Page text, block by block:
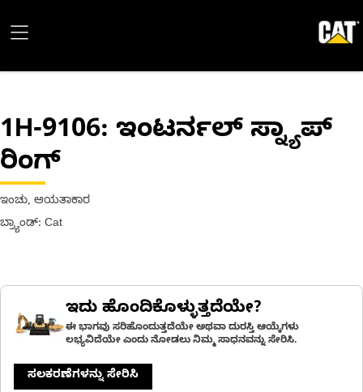
1H-9106: ಇಂಟರ್ನಲ್ ಸ್ನ್ಯಾಪ್
ರಿಂಗ್
ಇಂಚು, ಆಯತಾಕಾರ
ಬ್ರ್ಯಾಂಡ್: Cat
ಇದು ಹೊಂದಿಕೊಳ್ಳುತ್ತದೆಯೇ?
ಈ ಭಾಗವು ಸರಿಹೊಂದುತ್ತದೆಯೇ ಅಥವಾ ದುರಸ್ತಿ ಆಯ್ಕೆಗಳು
ಲಭ್ಯವಿದೆಯೇ ಎಂದು ನೋಡಲು ನಿಮ್ಮ ಸಾಧನವನ್ನು ಸೇರಿಸಿ.
ಸಲಕರಣೆಗಳನ್ನು ಸೇರಿಸಿ